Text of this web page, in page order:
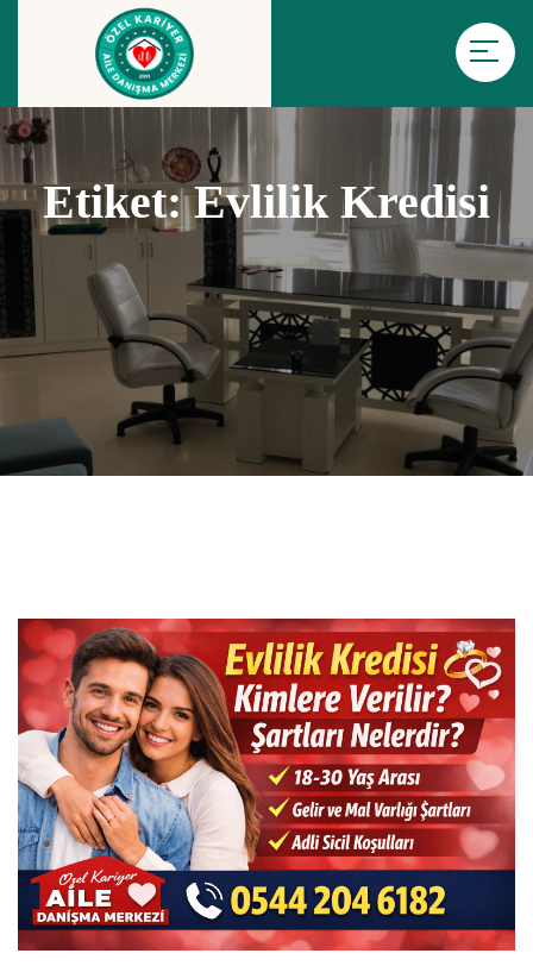
Etiket:Evlilik Kredisi